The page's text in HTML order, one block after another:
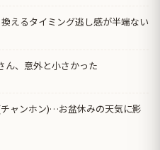
換えるタイミング逃し感が半端ない
ん、意外と小さかった
チャンホン)…お盆休みの天気に影